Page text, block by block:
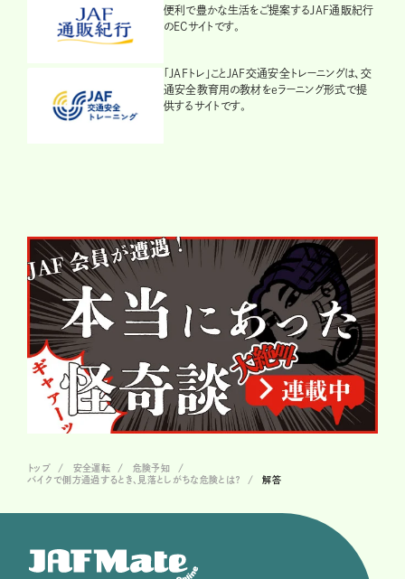
便利で豊かな生活をご提案するJAF通販紀行
のECサイトです。
「JAFトレ」ことJAF交通安全トレーニングは、交
通安全教育用の教材をeラーニング形式で提
供するサイトです。
トップ 安全運転
危険予知
バイクで側方通過するとき、見落としがちな危険とは？
解答